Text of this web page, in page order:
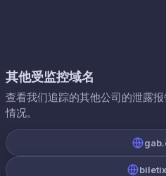
其他受监控域名
查看我们追踪的其他公司的泄露
情况。